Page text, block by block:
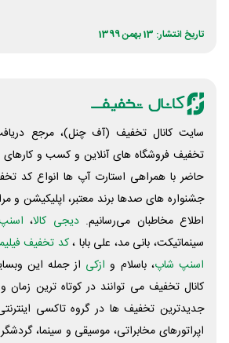
تاریخ انتشار: 13 بهمن 1399
سایت کانال تخفیف (آف چنل)، مرجع
تخفیف فروشگاه های آنلاین و کسب و‌ کارهای
حاضر با همراهی استارت آپ ها انواع کد
جشنواره های صدها برند معتبر، اپلیکیشن و
اطلاع مخاطبان می‌رسانیم. دیجی کالا،
سینماتیکت، بانی مد، علی‌ بابا ،کد تخفیف
اسنپ شاپ، باسلام و ازکی از جمله این
کانال تخفیف می توانند در کوتاه ترین زمان
جدیدترین تخفیف ها در گروه تاکسی
اپراتورهای مخابراتی، موسیقی و سینما،